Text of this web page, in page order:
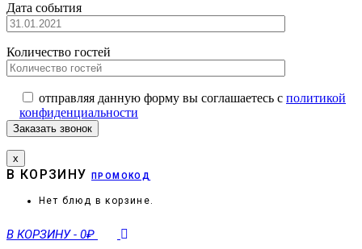
Дата события
Количество гостей
отправляя данную форму вы соглашаетесь с политикой
конфиденциальности
х
В КОРЗИНУПРОМОКОД
Нет блюд в корзине.
В КОРЗИНУ - 0₽